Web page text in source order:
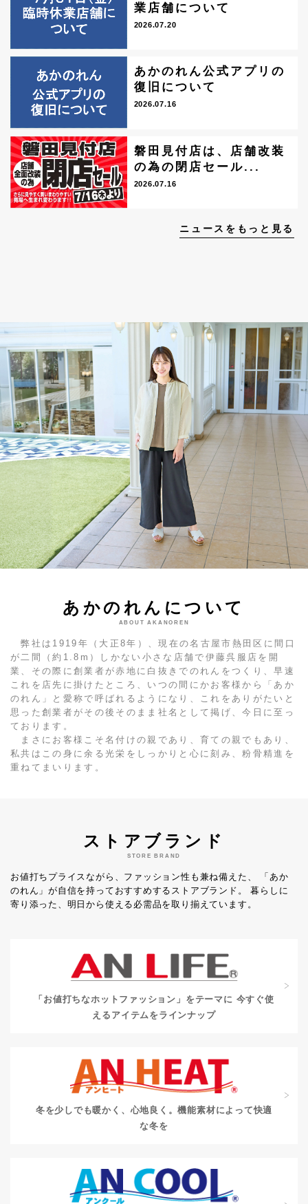
業店舗について
2026.07.20
あかのれん公式アプリの
復旧について
2026.07.16
磐田見付店は、店舗改装
の為の閉店セール...
2026.07.16
ニュースをもっと見る
あかのれんについて
ABOUT AKANOREN
弊社は1919年（大正8年）、現在の名古屋市熱田区に間口
が二間（約1.8m）しかない小さな店舗で伊藤呉服店を開
業、その際に創業者が赤地に白抜きでのれんをつくり、早速
これを店先に掛けたところ、いつの間にかお客様から「あか
のれん」と愛称で呼ばれるようになり、これをありがたいと
思った創業者がその後そのまま社名として掲げ、今日に至っ
ております。
まさにお客様こそ名付けの親であり、育ての親でもあり、
私共はこの身に余る光栄をしっかりと心に刻み、粉骨精進を
重ねてまいります。
ストアブランド
STORE BRAND
お値打ちプライスながら、ファッション性も兼ね備えた、
「あか
のれん」が自信を持っておすすめするストアブランド。
暮らしに
寄り添った、明日から使える必需品を取り揃えています。
「お値打ちなホットファッション」をテーマに 今すぐ使
えるアイテムをラインナップ
冬を少しでも暖かく、心地良く。機能素材によって快適
な冬を